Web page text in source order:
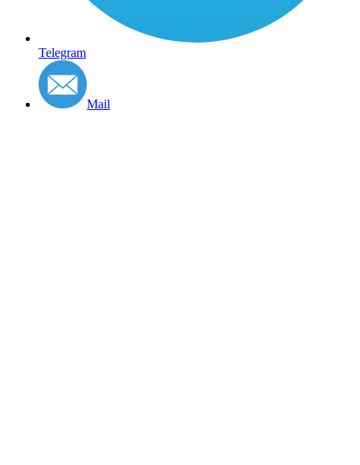
Telegram
Mail